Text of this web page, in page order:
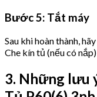
Bước 5: Tắt máy
Sau khi hoàn thành,
Che kín tủ (nếu có
3. Những lưu